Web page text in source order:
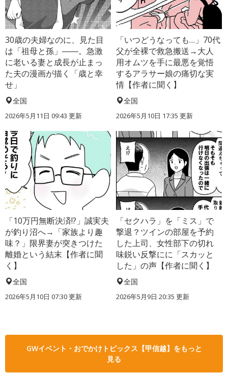
30歳の夫婦なのに、見た目
は「祖母と孫」――。急激
に老いる妻と成長が止まっ
た夫の漫画が描く「歳と幸
せ」
全国
2026年5月11日 09:43 更新
「いつどうなっても…」70代
父が全裸で救急搬送→大人
用オムツを手に最悪を覚悟
するアラサー娘の痛切な実
情【作者に聞く】
全国
2026年5月10日 17:35 更新
「10万円無断決済!?」誠実夫
が釣り沼へ→「家族より趣
味？」限界妻が突きつけた
離婚という結末【作者に聞
く】
全国
2026年5月10日 07:30 更新
「セクハラ」を「ミス」で
撃退？ツインの部屋を予約
した上司、女性部下の切れ
味鋭い反撃にに「スカッと
した」の声【作者に聞く】
全国
2026年5月9日 20:35 更新
GWイベント・おでかけトピックス【甲信越】をもっと
見る